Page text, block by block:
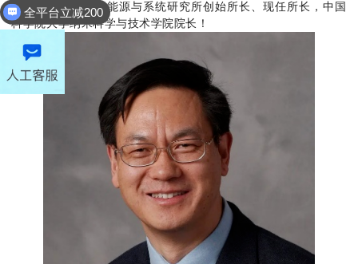
国科学院北京纳米能源与系统研究所创始所长、现任所长，中国
科学院大学纳米科学与技术学院院长 ！
模拟计算立减500